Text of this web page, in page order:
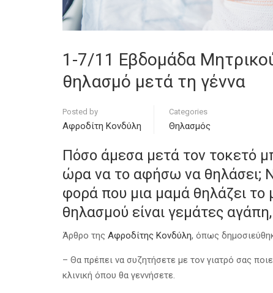
1-7/11 Εβδομάδα
θηλασμό μετά τη γέννα
Posted by
Αφροδίτη Κονδύλη
Categories
Θηλασμός
Πόσο άμεσα μετά τον τοκετό
ώρα να το αφήσω να θηλάσει;
φορά που μια μαμά θηλάζει
θηλασμού είναι γεμάτες
Άρθρο της Αφροδίτης Κονδύλη, όπως
– Θα πρέπει να συζητήσετε με τον γιατρό σας
κλινική όπου θα γεννήσετε.